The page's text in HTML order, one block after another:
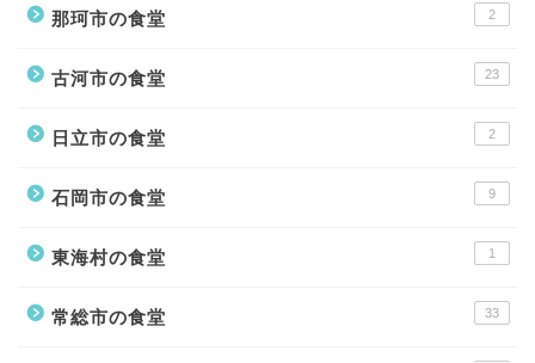
那珂市の食堂 2
古河市の食堂 23
日立市の食堂 2
石岡市の食堂 9
東海村の食堂 1
常総市の食堂 33